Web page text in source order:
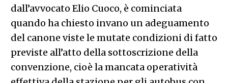
dall’avvocato Elio Cuoco, è cominciata
quando ha chiesto invano un adeguamento
del canone viste le mutate condizioni di fatto
previste all’atto della sottoscrizione della
convenzione, cioè la mancata operatività